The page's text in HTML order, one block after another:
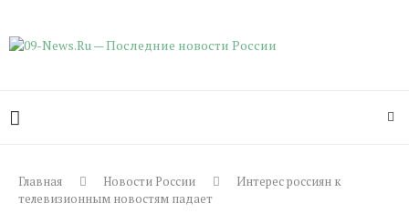
Главная Новости России
Интерес россиян к
телевизионным новостям падает